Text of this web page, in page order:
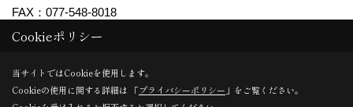
FAX：077-548-8018
Copyright (c) Yamashina Housing center. All Rights Reserved.
Produced byゴデスクリエイト
Cookieポリシー
当サイトではCookieを使用します。
Cookieの使用に関する詳細は 「プライバシーポリシー 」をご覧ください。